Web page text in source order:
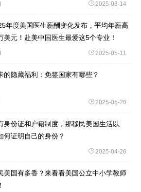
2025-03-14
年度美国医生薪酬变化发布，平均年薪高
美元！赴美中国医生最爱这5个专业！
2025-05-11
的隐藏福利：免签国家有哪些？
2025-05-20
身份证和户籍制度，那移民美国生活以
何证明自己的身份？
2025-04-26
美国有多香？来看看美国公立中小学教师